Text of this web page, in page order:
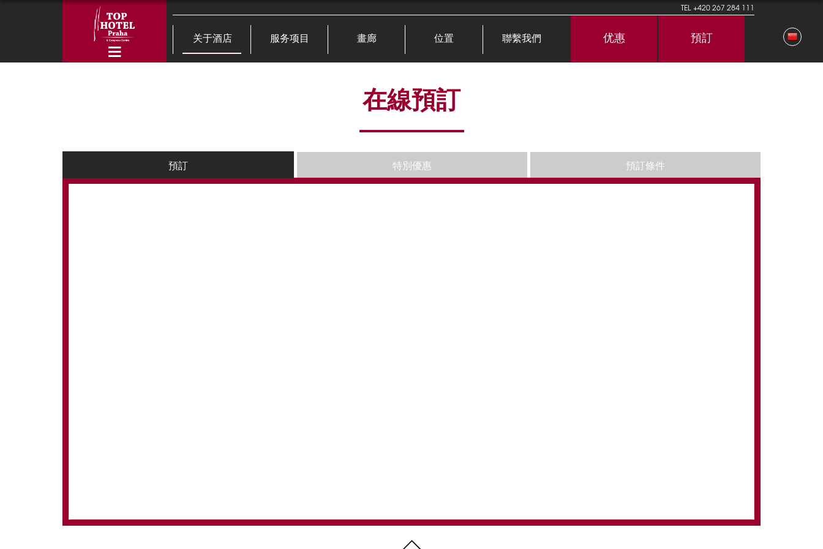
TEL+420 267 284 111
关于酒店 服务项目 畫廊 位置 聯繫我們 优惠 預訂
在線預訂
預訂 特別優惠 預訂條件